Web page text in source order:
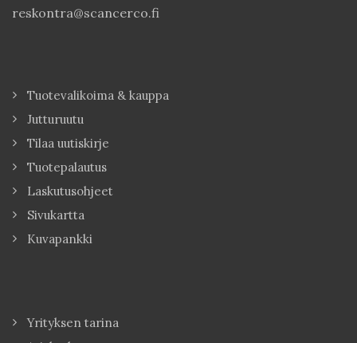
reskontra@scancerco.fi
Tuotevalikoima & kauppa
Jutturuutu
Tilaa uutiskirje
Tuotepalautus
Laskutusohjeet
Sivukartta
Kuvapankki
Yrityksen tarina